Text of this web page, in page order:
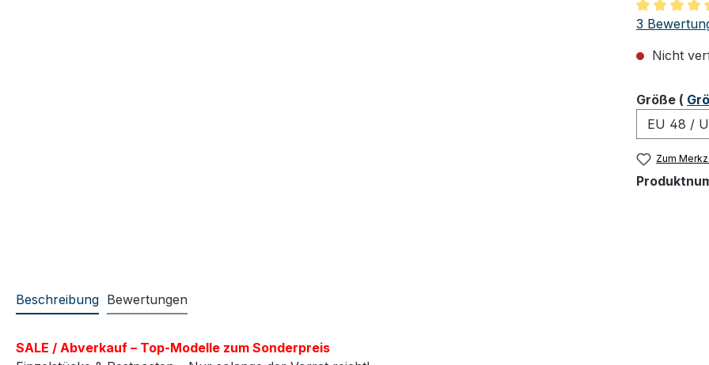
3
Nicht
Größe (
Zum
Beschreibung Bewertungen
SALE / Abverkauf – Top-Modelle zum Sonderpreis